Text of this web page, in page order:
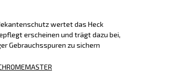
wertet das Heck
erscheinen und trägt dazu bei,
Gebrauchsspuren zu sichern